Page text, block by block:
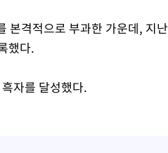
본격적으로 부과한 가운데, 지난
했다.
자를 달성했다.